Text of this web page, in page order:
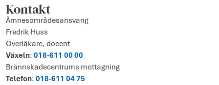
Kontakt
Ämnesområdesansvarig
Fredrik Huss
Överläkare, docent
Växeln: 018-611 00 00
Brännskadecentrums mottagning
Telefon: 018-611 04 75